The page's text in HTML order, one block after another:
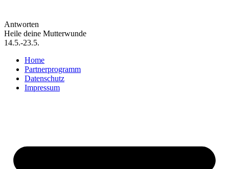
Antworten
Heile deine Mutterwunde
14.5.-23.5.
Home
Partnerprogramm
Datenschutz
Impressum